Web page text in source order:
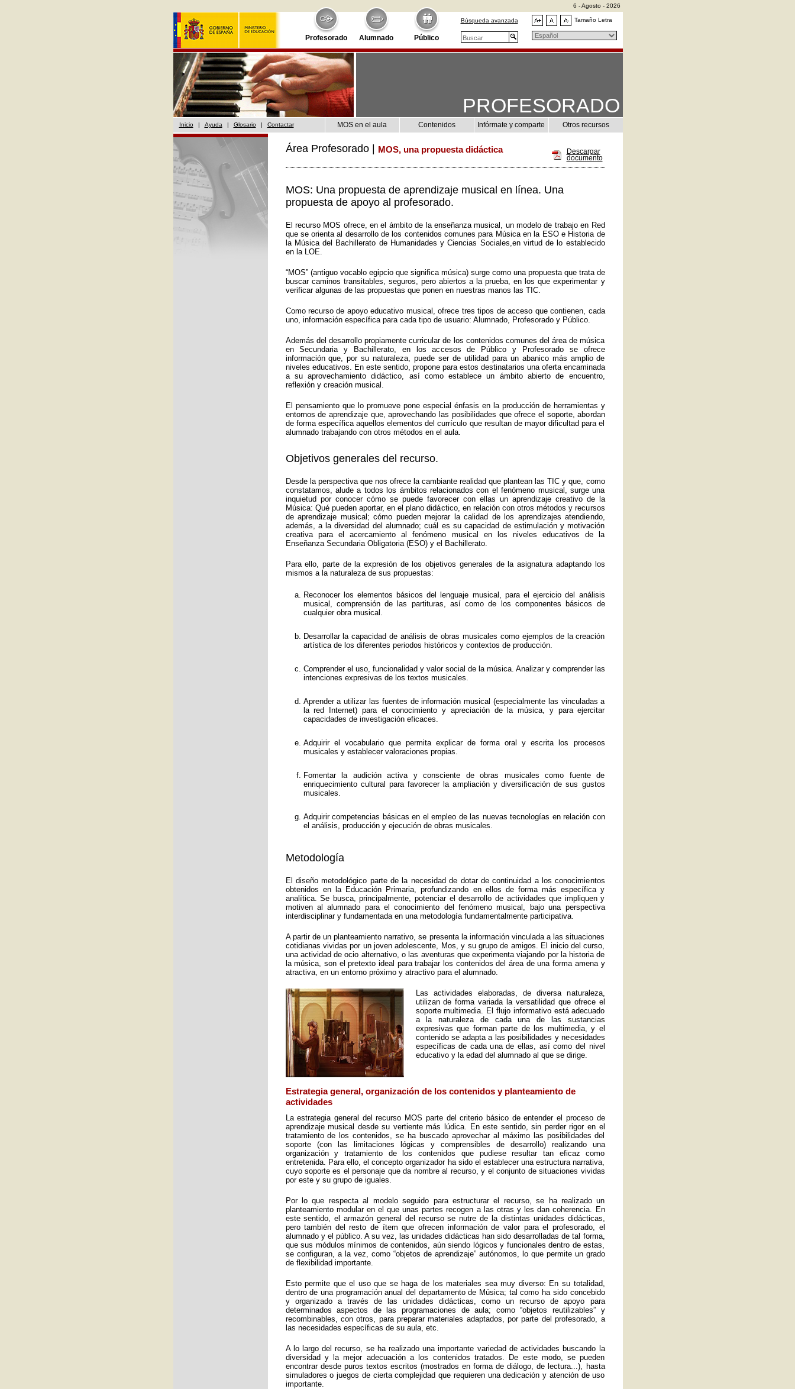
Profesorado Alumnado Público
6 - Agosto - 2026
Búsqueda avanzada Tamaño Letra
PROFESORADO
Inicio | Ayuda | Glosario | Contactar MOS en el aula Contenidos Infórmate y comparte Otros recursos
Descargar
documento
Área Profesorado | MOS, una propuesta didáctica
MOS: Una propuesta de aprendizaje musical en línea. Una
propuesta de apoyo al profesorado.
El recurso MOS ofrece, en el ámbito de la enseñanza musical, un modelo de trabajo en Red
que se orienta al desarrollo de los contenidos comunes para Música en la ESO e Historia de
la Música del Bachillerato de Humanidades y Ciencias Sociales,en virtud de lo establecido
en la LOE.
“MOS” (antiguo vocablo egipcio que significa música) surge como una propuesta que trata de
buscar caminos transitables, seguros, pero abiertos a la prueba, en los que experimentar y
verificar algunas de las propuestas que ponen en nuestras manos las TIC.
Como recurso de apoyo educativo musical, ofrece tres tipos de acceso que contienen, cada
uno, información específica para cada tipo de usuario: Alumnado, Profesorado y Público.
Además del desarrollo propiamente curricular de los contenidos comunes del área de música
en Secundaria y Bachillerato, en los accesos de Público y Profesorado se ofrece
información que, por su naturaleza, puede ser de utilidad para un abanico más amplio de
niveles educativos. En este sentido, propone para estos destinatarios una oferta encaminada
a su aprovechamiento didáctico, así como establece un ámbito abierto de encuentro,
reflexión y creación musical.
El pensamiento que lo promueve pone especial énfasis en la producción de herramientas y
entornos de aprendizaje que, aprovechando las posibilidades que ofrece el soporte, abordan
de forma específica aquellos elementos del currículo que resultan de mayor dificultad para el
alumnado trabajando con otros métodos en el aula.
Objetivos generales del recurso.
Desde la perspectiva que nos ofrece la cambiante realidad que plantean las TIC y que, como
constatamos, alude a todos los ámbitos relacionados con el fenómeno musical, surge una
inquietud por conocer cómo se puede favorecer con ellas un aprendizaje creativo de la
Música: Qué pueden aportar, en el plano didáctico, en relación con otros métodos y recursos
de aprendizaje musical; cómo pueden mejorar la calidad de los aprendizajes atendiendo,
además, a la diversidad del alumnado; cuál es su capacidad de estimulación y motivación
creativa para el acercamiento al fenómeno musical en los niveles educativos de la
Enseñanza Secundaria Obligatoria (ESO) y el Bachillerato.
Para ello, parte de la expresión de los objetivos generales de la asignatura adaptando los
mismos a la naturaleza de sus propuestas:
Reconocer los elementos básicos del lenguaje musical, para el ejercicio del análisis
musical, comprensión de las partituras, así como de los componentes básicos de
cualquier obra musical.
Desarrollar la capacidad de análisis de obras musicales como ejemplos de la creación
artística de los diferentes periodos históricos y contextos de producción.
Comprender el uso, funcionalidad y valor social de la música. Analizar y comprender las
intenciones expresivas de los textos musicales.
Aprender a utilizar las fuentes de información musical (especialmente las vinculadas a
la red Internet) para el conocimiento y apreciación de la música, y para ejercitar
capacidades de investigación eficaces.
Adquirir el vocabulario que permita explicar de forma oral y escrita los procesos
musicales y establecer valoraciones propias.
Fomentar la audición activa y consciente de obras musicales como fuente de
enriquecimiento cultural para favorecer la ampliación y diversificación de sus gustos
musicales.
Adquirir competencias básicas en el empleo de las nuevas tecnologías en relación con
el análisis, producción y ejecución de obras musicales.
Metodología
El diseño metodológico parte de la necesidad de dotar de continuidad a los conocimientos
obtenidos en la Educación Primaria, profundizando en ellos de forma más específica y
analítica. Se busca, principalmente, potenciar el desarrollo de actividades que impliquen y
motiven al alumnado para el conocimiento del fenómeno musical, bajo una perspectiva
interdisciplinar y fundamentada en una metodología fundamentalmente participativa.
A partir de un planteamiento narrativo, se presenta la información vinculada a las situaciones
cotidianas vividas por un joven adolescente, Mos, y su grupo de amigos. El inicio del curso,
una actividad de ocio alternativo, o las aventuras que experimenta viajando por la historia de
la música, son el pretexto ideal para trabajar los contenidos del área de una forma amena y
atractiva, en un entorno próximo y atractivo para el alumnado.
Las actividades elaboradas, de diversa naturaleza,
utilizan de forma variada la versatilidad que ofrece el
soporte multimedia. El flujo informativo está adecuado
a la naturaleza de cada una de las sustancias
expresivas que forman parte de los multimedia, y el
contenido se adapta a las posibilidades y necesidades
específicas de cada una de ellas, así como del nivel
educativo y la edad del alumnado al que se dirige.
Estrategia general, organización de los contenidos y planteamiento de
actividades
La estrategia general del recurso MOS parte del criterio básico de entender el proceso de
aprendizaje musical desde su vertiente más lúdica. En este sentido, sin perder rigor en el
tratamiento de los contenidos, se ha buscado aprovechar al máximo las posibilidades del
soporte (con las limitaciones lógicas y comprensibles de desarrollo) realizando una
organización y tratamiento de los contenidos que pudiese resultar tan eficaz como
entretenida. Para ello, el concepto organizador ha sido el establecer una estructura narrativa,
cuyo soporte es el personaje que da nombre al recurso, y el conjunto de situaciones vividas
por este y su grupo de iguales.
Por lo que respecta al modelo seguido para estructurar el recurso, se ha realizado un
planteamiento modular en el que unas partes recogen a las otras y les dan coherencia. En
este sentido, el armazón general del recurso se nutre de la distintas unidades didácticas,
pero también del resto de ítem que ofrecen información de valor para el profesorado, el
alumnado y el público. A su vez, las unidades didácticas han sido desarrolladas de tal forma,
que sus módulos mínimos de contenidos, aún siendo lógicos y funcionales dentro de estas,
se configuran, a la vez, como “objetos de aprendizaje” autónomos, lo que permite un grado
de flexibilidad importante.
Esto permite que el uso que se haga de los materiales sea muy diverso: En su totalidad,
dentro de una programación anual del departamento de Música; tal como ha sido concebido
y organizado a través de las unidades didácticas, como un recurso de apoyo para
determinados aspectos de las programaciones de aula; como “objetos reutilizables” y
recombinables, con otros, para preparar materiales adaptados, por parte del profesorado, a
las necesidades específicas de su aula, etc.
A lo largo del recurso, se ha realizado una importante variedad de actividades buscando la
diversidad y la mejor adecuación a los contenidos tratados. De este modo, se pueden
encontrar desde puros textos escritos (mostrados en forma de diálogo, de lectura...), hasta
simuladores o juegos de cierta complejidad que requieren una dedicación y atención de uso
importante.